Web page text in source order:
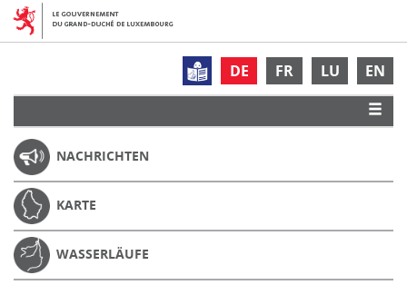
DE FR LU EN
NACHRICHTEN
KARTE
WASSERLÄUFE